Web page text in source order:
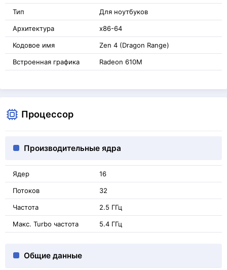
Тип Для ноутбуков
Архитектура x86-64
Кодовое имя Zen 4 (Dragon Range)
Встроенная графика Radeon 610M
Процессор
Производительные ядра
Ядер 16
Потоков 32
Частота 2.5 ГГц
Макс. Turbo частота 5.4 ГГц
Общие данные